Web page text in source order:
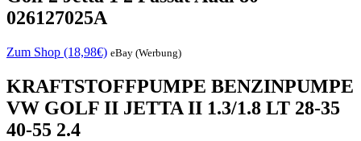
026127025A
Zum Shop (18,98€) eBay (Werbung)
KRAFTSTOFFPUMPE BENZINPUMPE
VW GOLF II JETTA II 1.3/1.8 LT 28-35
40-55 2.4